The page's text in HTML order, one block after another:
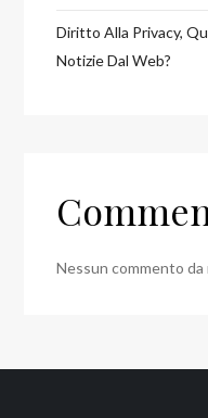
Diritto Alla Privacy,
Notizie Dal Web?
Nessun commento da